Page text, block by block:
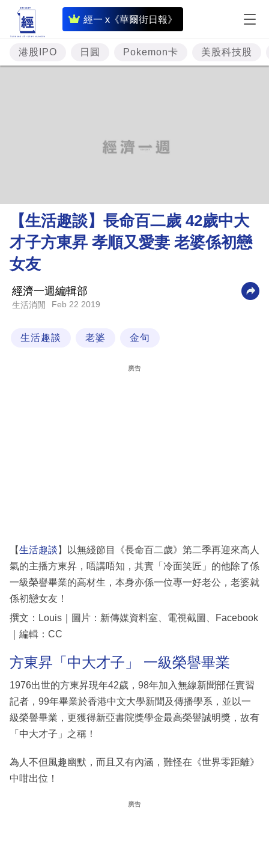
經一 x《華爾街日報》
即
時
財
經
理
財
商
科
技
港股IPO 日圓 Pokemon卡 美股科技股
【生活趣談】長命百二歲 42歲中大
才子方東昇 孝順又愛妻 老婆係初戀
女友
經濟一週編輯部
生活消閒 Feb 22 2019
生活趣談 老婆 金句
廣告
【生活趣談 】以無綫節目《長命百二歲》第二季再迎來高人
氣的主播方東昇，唔講唔知，其實「冷面笑匠」的他除了係
一級榮譽畢業的高材生，本身亦係一位專一好老公，老婆就
係初戀女友！
撰文：Louis｜圖片：新傳媒資料室、電視截圖、Facebook
｜編輯：CC
方東昇「中大才子」 一級榮譽畢業
1976出世的方東昇現年42歲，98年加入無線新聞部任實習
記者，99年畢業於香港中文大學新聞及傳播學系，並以一
級榮譽畢業，更獲得新亞書院獎學金最高榮譽誠明獎，故有
「中大才子」之稱！
為人不但風趣幽默，而且又有內涵，難怪在《世界零距離》
中咁出位！
廣告